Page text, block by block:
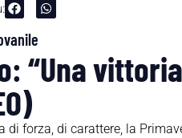
“Una
di forza, di carattere, la